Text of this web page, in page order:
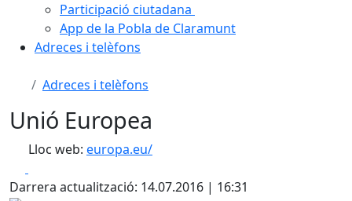
Participació ciutadana
App de la Pobla de Claramunt
Adreces i telèfons
Adreces i telèfons
Unió Europea
Lloc web: europa.eu/
Darrera actualització: 14.07.2016 | 16:31